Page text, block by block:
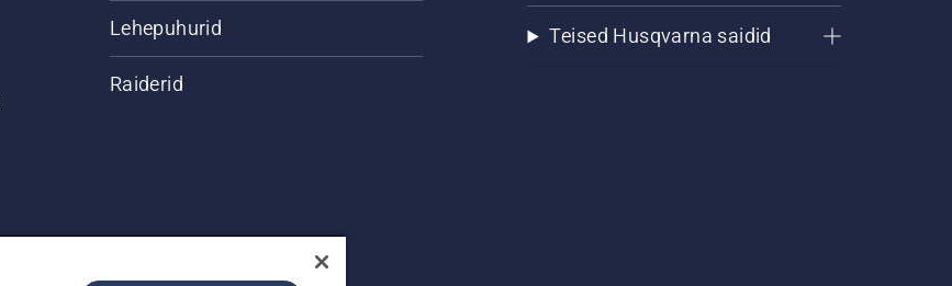
Lehepuhurid
Raiderid
Teised Husqvarna saidid